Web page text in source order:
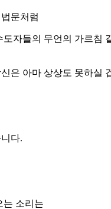
문처럼
자들의 무언의 가르
은 아마 상상도 못하실
다.
는 소리는